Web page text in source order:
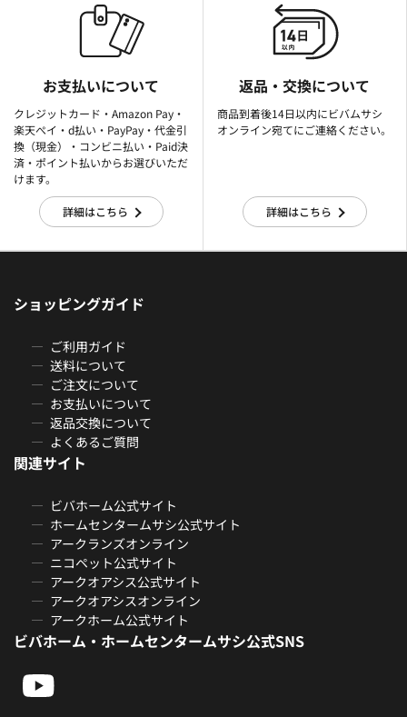
お支払いについて
クレジットカード・Amazon Pay・
楽天ぺイ・d払い・PayPay・代金引
換（現金）・コンビニ払い・Paid決
済・ポイント払いからお選びいただ
けます。
詳細はこちら
返品・交換について
商品到着後14日以内にビバムサシ
オンライン宛てにご連絡ください。
詳細はこちら
ショッピングガイド
ご利用ガイド
送料について
ご注文について
お支払いについて
返品交換について
よくあるご質問
関連サイト
ビバホーム公式サイト
ホームセンタームサシ公式サイト
アークランズオンライン
ニコペット公式サイト
アークオアシス公式サイト
アークオアシスオンライン
アークホーム公式サイト
ビバホーム・ホームセンタームサシ公式SNS